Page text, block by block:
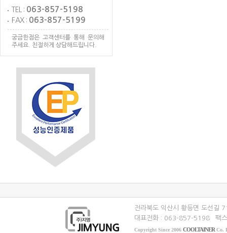
TEL : 063-857-5198
FAX : 063-857-5199
궁금한점은 고객센터를 통해 문의해
주세요. 친절하게 상담해드립니다.
전라북도 익산시 황등면 도선길
대표전화 : 063-857-5198
팩
Copyright Since 2006 COOLTAINER Co.